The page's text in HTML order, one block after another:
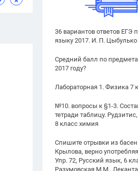
36 вариантов ответов ЕГЭ
языку 2017. И. П. Цыбулько
Средний балл по
2017 году?
Лабораторная 1. Физика 7
№10. вопросы к §1-3.
тетради таблицу.
8 класс химия
Спишите отрывки из
Крылова, верно
Упр. 72, Русский язык, 6
Разумовская М.М.,